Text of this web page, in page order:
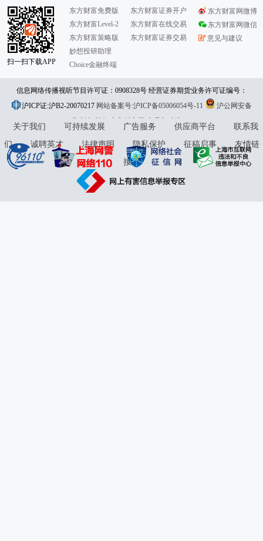
扫一扫下载APP
东方财富免费版
东方财富Level-2
东方财富策略版
妙想投研助理
Choice金融终端
东方财富证券开户
东方财富在线交易
东方财富证券交易
东方财富网微博
东方财富网微信
意见与建议
信息网络传播视听节目许可证：0908328号 经营证券期货业务许可证编号：
913101046312860336 违法和不良信息举报:021-61278686 举报邮箱：
jubao@eastmoney.com
沪ICP证:沪B2-20070217 网站备案号:沪ICP备05006054号-11
沪公网安备
31010402000120号版权所有:东方财富网意见与建议:4000300059/952500
关于我们 可持续发展 广告服务 供应商平台
联系我
们
诚聘英才 法律声明 隐私保护 征稿启事
友情链
接